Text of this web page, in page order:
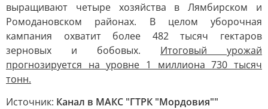
выращивают четыре хозяйства в Лямбирском и
Ромодановском районах. В целом уборочная
кампания охватит более 482 тысяч гектаров
зерновых и бобовых. Итоговый урожай
прогнозируется на уровне 1 миллиона 730 тысяч
тонн.
Источник: Канал в МАКС "ГТРК "Мордовия""